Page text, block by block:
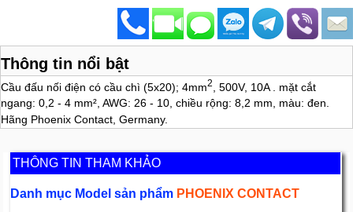
Thông tin nổi bật
Cầu đấu nối điện có cầu chì (5x20); 4mm2
, 500V, 10A . mặt cắt
ngang: 0,2 - 4 mm², AWG: 26 - 10, chiều rộng: 8,2 mm, màu: đen.
Hãng Phoenix Contact, Germany.
THÔNG TIN THAM KHẢO
Danh mục Model sản phẩm PHOENIX CONTACT